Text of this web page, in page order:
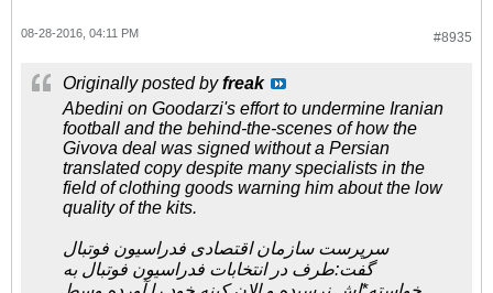
#8935
08-28-2016, 04:11 PM
Originally posted byfreak
Abedini on Goodarzi's effort to undermine Iranian
football and the behind-the-scenes of how the
Givova deal was signed without a Persian
translated copy despite many specialists in the
field of clothing goods warning him about the low
quality of the kits.
سرپرست سازمان اقتصادی فدراسیون فوتبال
گفت:طرف در انتخابات فدراسیون فوتبال به